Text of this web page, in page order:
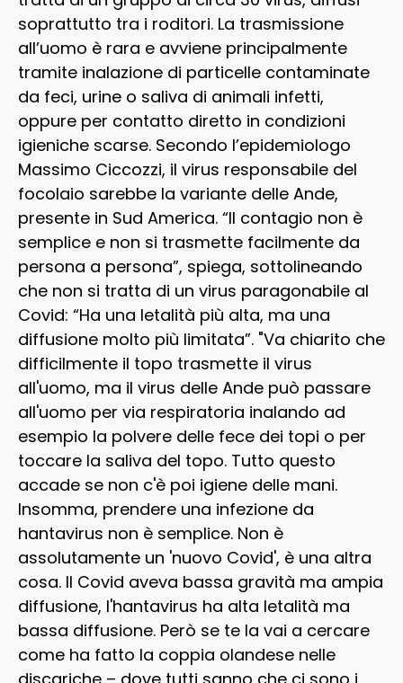
soprattutto tra i roditori. La trasmissione
all’uomo è rara e avviene principalmente
tramite inalazione di particelle contaminate
da feci, urine o saliva di animali infetti,
oppure per contatto diretto in condizioni
igieniche scarse. Secondo l’epidemiologo
Massimo Ciccozzi, il virus responsabile del
focolaio sarebbe la variante delle Ande,
presente in Sud America. “Il contagio non è
semplice e non si trasmette facilmente da
persona a persona”, spiega, sottolineando
che non si tratta di un virus paragonabile al
Covid: “Ha una letalità più alta, ma una
diffusione molto più limitata”. "Va chiarito che
difficilmente il topo trasmette il virus
all'uomo, ma il virus delle Ande può passare
all'uomo per via respiratoria inalando ad
esempio la polvere delle fece dei topi o per
toccare la saliva del topo. Tutto questo
accade se non c'è poi igiene delle mani.
Insomma, prendere una infezione da
hantavirus non è semplice. Non è
assolutamente un 'nuovo Covid', è una altra
cosa. Il Covid aveva bassa gravità ma ampia
diffusione, l'hantavirus ha alta letalità ma
bassa diffusione. Però se te la vai a cercare
come ha fatto la coppia olandese nelle